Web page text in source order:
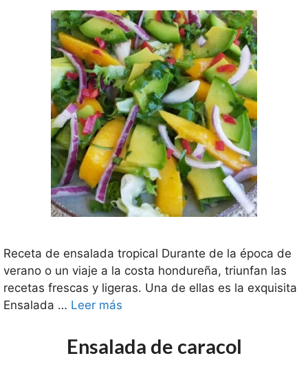
Receta de ensalada tropical Durante de la época de
verano o un viaje a la costa hondureña, triunfan las
recetas frescas y ligeras. Una de ellas es la exquisita
Ensalada … Leer más
Ensalada de caracol